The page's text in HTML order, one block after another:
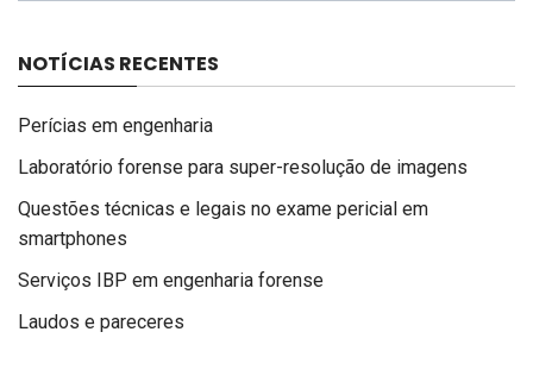
NOTÍCIAS RECENTES
Perícias em engenharia
Laboratório forense para super-resolução de imagens
Questões técnicas e legais no exame pericial em
smartphones
Serviços IBP em engenharia forense
Laudos e pareceres